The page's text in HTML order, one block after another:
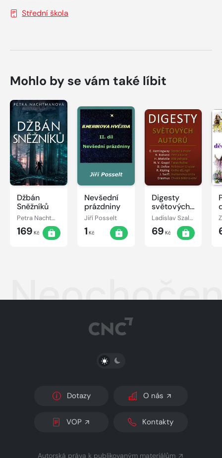
Střední škola
Mohlo by se vám také líbit
Džbán
Sněžníků
Petra Nachtmanová
169 Kč
Nevšední
prázdniny
Jiří Posselt
1 Kč
Digesty
světových
autorů
Ladislav Szalai, Romana Szalaiová
69 Kč
PŘEPNOUT SVĚTLÝ/TMAVÝ REŽIM
Dotazy O nás
VOP Kontakty
Autorská práva k publikovaným materiálům